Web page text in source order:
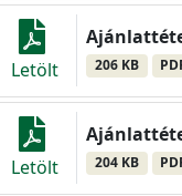
Letölt 206 KB
Letölt 204 KB